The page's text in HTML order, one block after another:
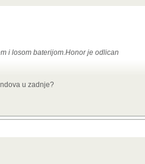
i losom baterijom.Honor je odlican
min se napune 70%. U 60 min 100%.
u zadnje?